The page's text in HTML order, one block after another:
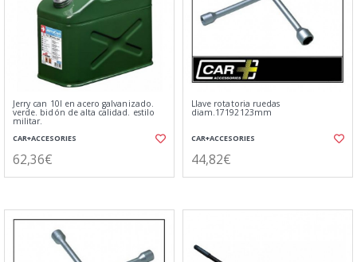
Jerry can 10l en acero galvanizado.
verde. bidón de alta calidad. estilo
militar.
CAR+ACCESORIES
62,36€
Llave rotatoria ruedas
diam.17192123mm
CAR+ACCESORIES
44,82€